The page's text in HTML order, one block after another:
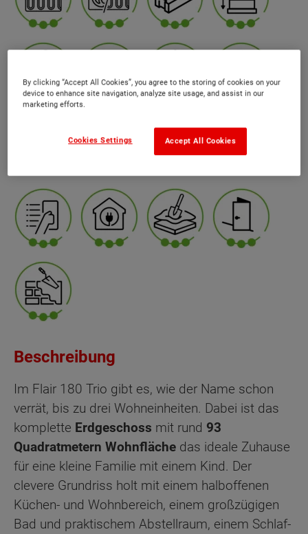
Beschreibung
Im Flair 180 Trio gibt es, wie der Name schon
verrät, bis zu drei Wohneinheiten. Dabei ist das
komplette Erdgeschoss mit rund 93
Quadratmetern Wohnfläche das ideale Zuhause
für eine kleine Familie mit einem Kind. Der
clevere Grundriss holt mit einem halboffenen
Küchen- und Wohnbereich, einem großzügigen
Bad und praktischem Abstellraum, einem Schlaf-
By clicking “Accept All Cookies”, you agree to the storing of cookies on your
device to enhance site navigation, analyze site usage, and assist in our
marketing efforts.
Accept All Cookies
Cookies Settings